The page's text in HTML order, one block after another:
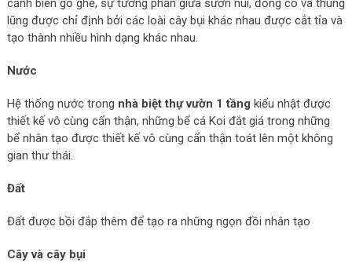
cảnh biển gồ ghề, sự tương phản giữa sườn núi, đồng cỏ và thung
lũng được chỉ định bởi các loài cây bụi khác nhau được cắt tỉa và
tạo thành nhiều hình dạng khác nhau.
Nước
Hệ thống nước trong nhà biệt thự vườn 1 tầng kiểu nhật được
thiết kế vô cùng cẩn thận, những bể cá Koi đắt giá trong những
bể nhân tạo được thiết kế vô cùng cẩn thận toát lên một không
gian thư thái.
Đất
Đất được bồi đắp thêm để tạo ra những ngọn đồi nhân tạo
Cây và cây bụi